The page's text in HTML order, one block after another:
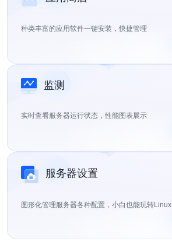
种类丰富的应用软件一键安装，快捷管理
监测
实时查看服务器运行状态，性能图表展示
服务器设置
图形化管理服务器各种配置，小白也能玩转Linux